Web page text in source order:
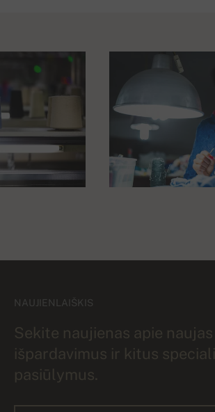
NAUJIENLAIŠKIS
Sekite naujienas apie
išpardavimus ir kitus
pasiūlymus.